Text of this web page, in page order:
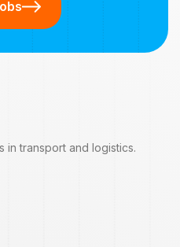
transport and logistics.